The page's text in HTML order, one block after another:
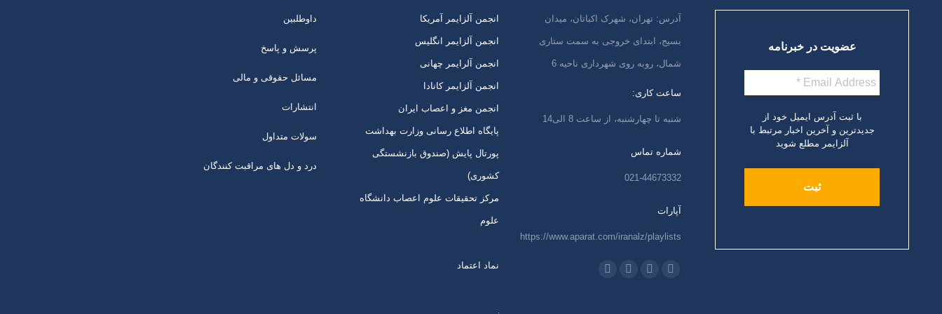
عضویت در خبرنامه
با ثبت آدرس ایمیل خود از
جدیدترین و آخرین اخبار مرتبط با
آلزایمر مطلع شوید
آدرس: تهران، شهرک اکباتان، میدان
بسیج، ابتدای خروجی به سمت ستاری
شمال، روبه روی شهرداری ناحیه 6
ساعت کاری:
شنبه تا چهارشنبه، از ساعت 8 الی14
شماره تماس
021-44673332
آپارات
https://www.aparat.com/iranalz/playlists
ما را دنبال کنید در:
انجمن آلزایمر آمریکا
انجمن آلزایمر انگلیس
انجمن آلرایمر چهانی
انجمن آلزایمر کانادا
انجمن مغز و اعصاب ایران
پایگاه اطلاع رسانی وزارت بهداشت
پورتال پایش (صندوق بازنشستگی
کشوری)
مرکز تحقیقات علوم اعصاب دانشگاه
علوم
نماد اعتماد
داوطلبین
پرسش و پاسخ
مسائل حقوقی و مالی
انتشارات
سولات متداول
درد و دل های مراقبت کنندگان